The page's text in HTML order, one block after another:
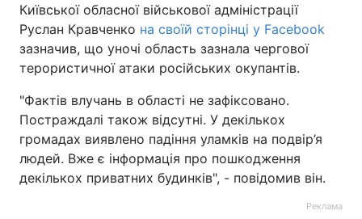
Київської обласної військової адміністрації
Руслан Кравченко на своїй сторінці у Facebook
зазначив, що уночі область зазнала чергової
терористичної атаки російських окупантів.
"Фактів влучань в області не зафіксовано.
Постраждалі також відсутні. У декількох
громадах виявлено падіння уламків на подвір’я
людей. Вже є інформація про пошкодження
декількох приватних будинків", - повідомив він.
Реклама